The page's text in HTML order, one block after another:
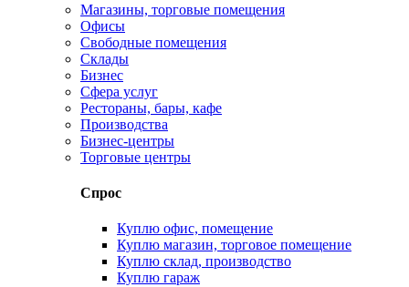
Магазины, торговые помещения
Офисы
Свободные помещения
Склады
Бизнес
Сфера услуг
Рестораны, бары, кафе
Производства
Бизнес-центры
Торговые центры
Спрос
Куплю офис, помещение
Куплю магазин, торговое помещение
Куплю склад, производство
Куплю гараж